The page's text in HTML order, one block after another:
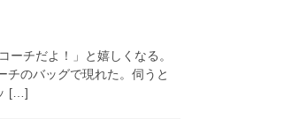
ーチだよ！」と嬉しくなる。
チのバッグで現れた。伺うと
[…]